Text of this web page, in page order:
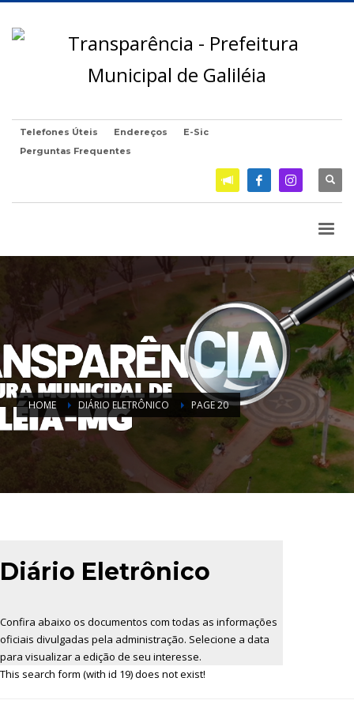
Telefones Úteis Endereços
E-Sic
Perguntas Frequentes
HOME DIÁRIO ELETRÔNICO PAGE 20
Diário Eletrônico
Confira abaixo os documentos com todas as informações
oficiais divulgadas pela administração. Selecione a data
para visualizar a edição de seu interesse.
This search form (with id 19) does not exist!